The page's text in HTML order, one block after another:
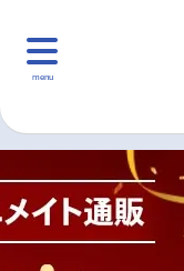
menu
マンガ・ラノベ